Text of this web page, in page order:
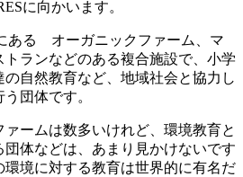
に向かいます。
ある オーガニックファーム、マ
ランなどのある複合施設で、小学
自然教育など、地域社会と協力し
団体です。
ームは数多いけれど、環境教育と
団体などは、あまり見かけないです
環境に対する教育は世界的に有名だ